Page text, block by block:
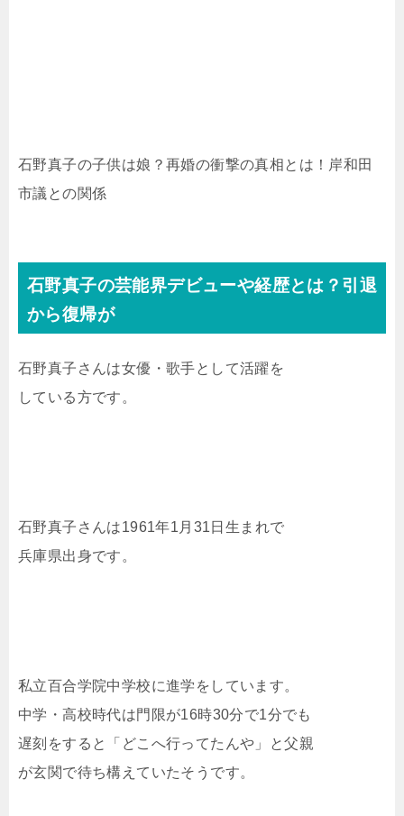
石野真子の子供は娘？再婚の衝撃の真相とは！岸和田
市議との関係
石野真子の芸能界デビューや経歴とは？引退
から復帰が
石野真子さんは女優・歌手として活躍を
している方です。
石野真子さんは1961年1月31日生まれで
兵庫県出身です。
私立百合学院中学校に進学をしています。
中学・高校時代は門限が16時30分で1分でも
遅刻をすると「どこへ行ってたんや」と父親
が玄関で待ち構えていたそうです。